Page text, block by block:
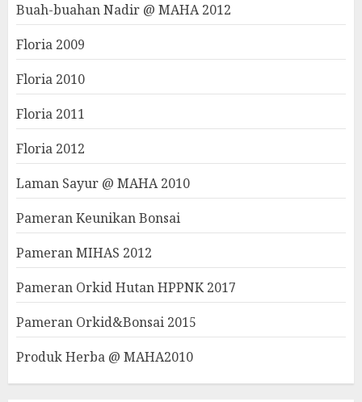
Buah-buahan Nadir @ MAHA 2012
Floria 2009
Floria 2010
Floria 2011
Floria 2012
Laman Sayur @ MAHA 2010
Pameran Keunikan Bonsai
Pameran MIHAS 2012
Pameran Orkid Hutan HPPNK 2017
Pameran Orkid&Bonsai 2015
Produk Herba @ MAHA2010